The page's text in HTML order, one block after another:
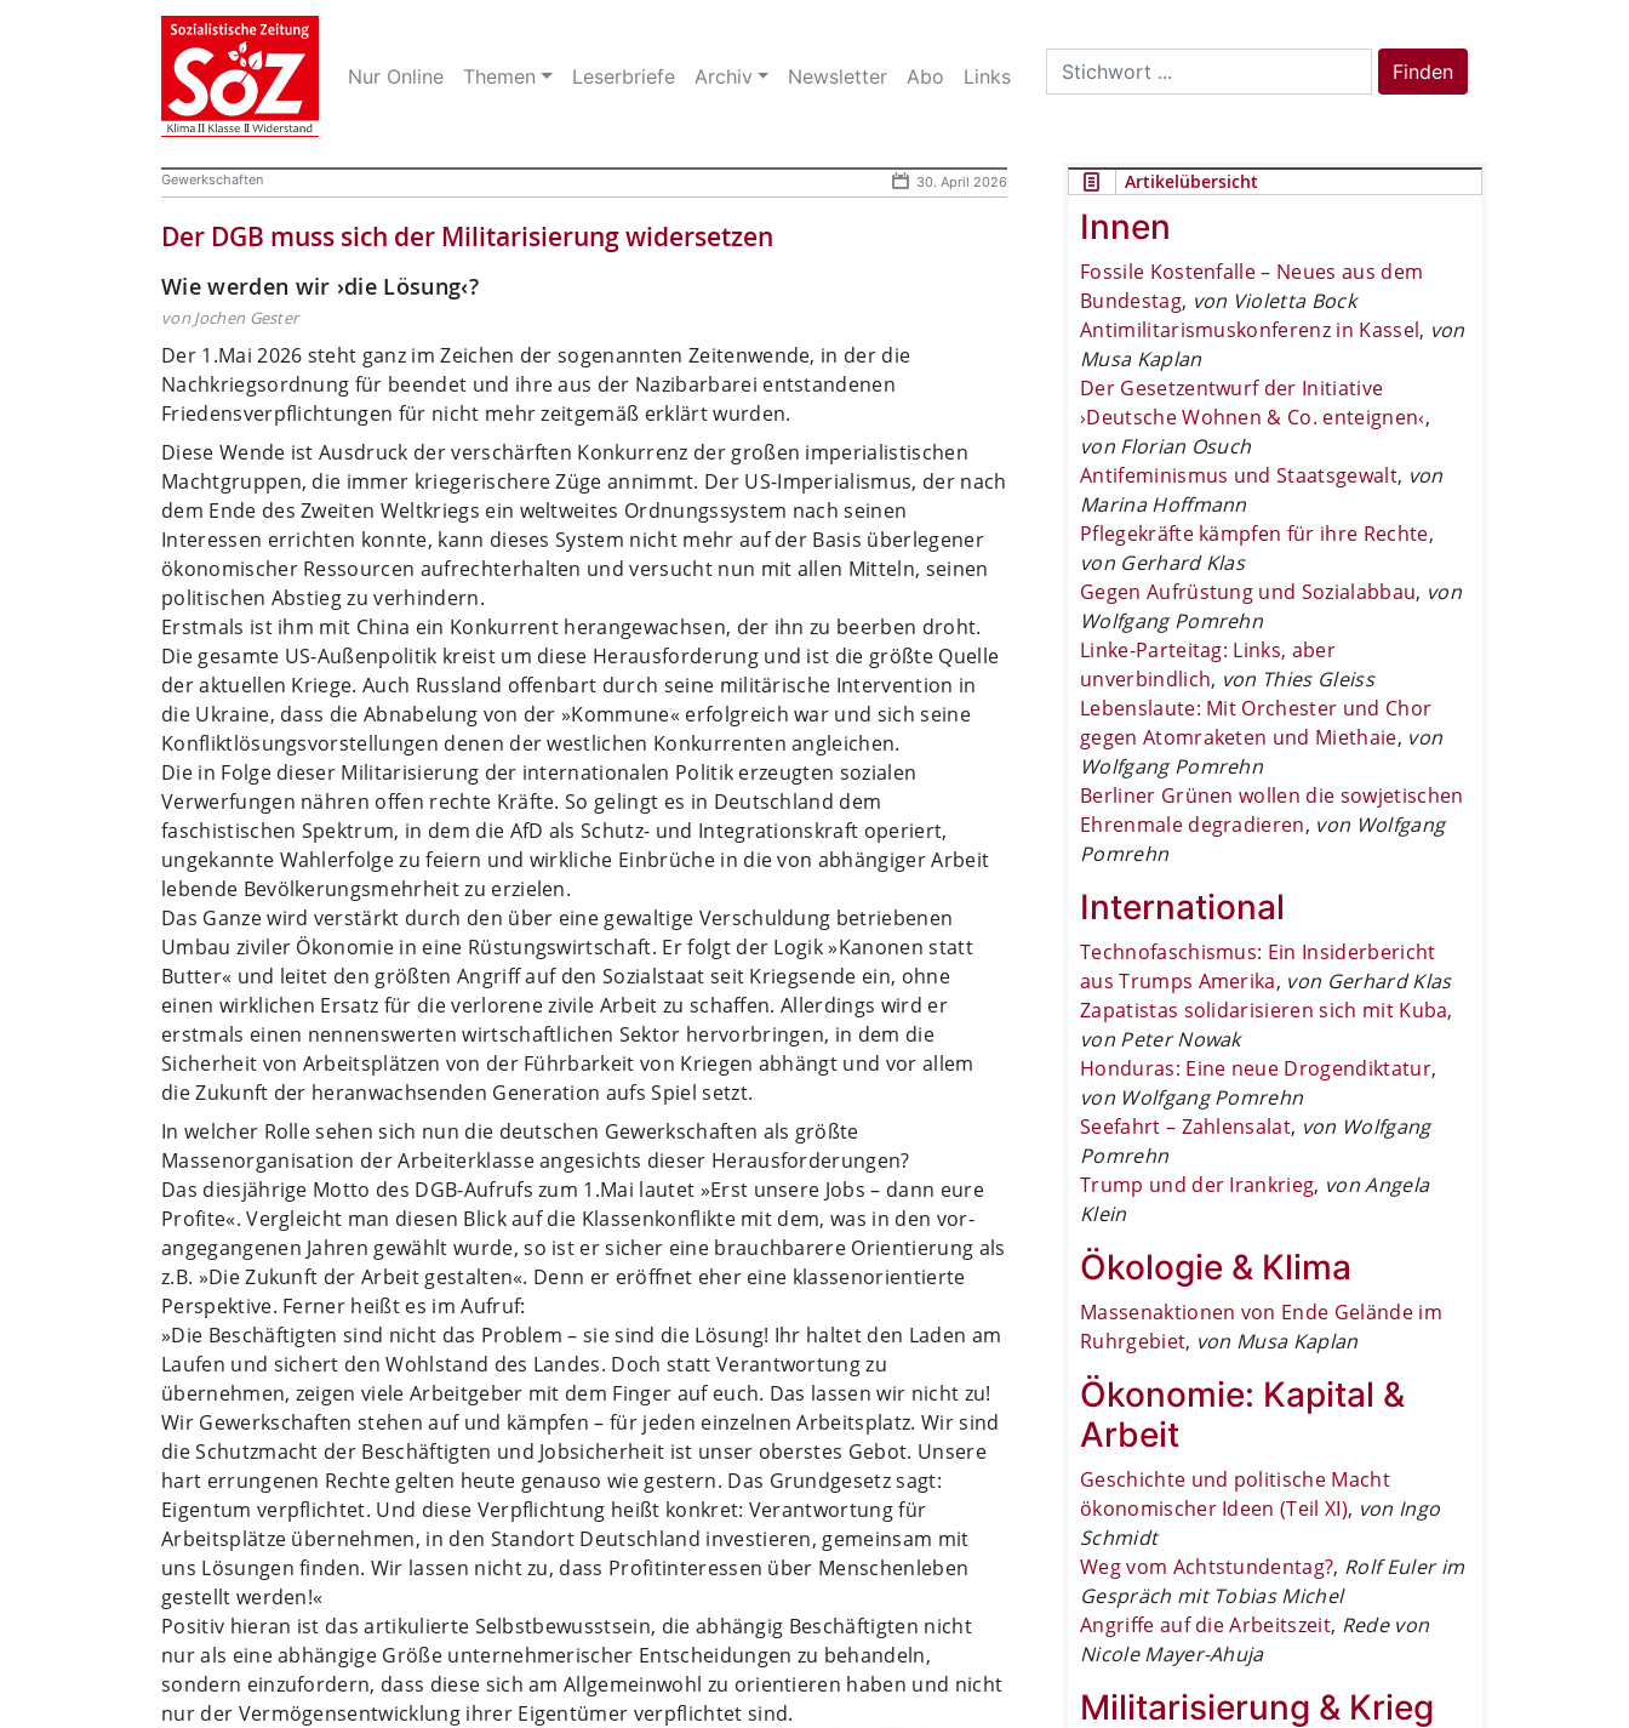
Nur Online Themen Leserbriefe Archiv Newsletter Abo Links
Search
for:
Finden
Gewerkschaften 30. April 2026
Der DGB muss sich der Militarisierung widersetzen
Wie werden wir ›die Lösung‹?
von Jochen Gester
Der 1.Mai 2026 steht ganz im Zeichen der sogenannten Zeitenwende, in der die
Nachkriegsordnung für beendet und ihre aus der Nazibarbarei entstandenen
Friedensverpflichtungen für nicht mehr zeitgemäß erklärt wurden.
Diese Wende ist Ausdruck der verschärften Konkurrenz der großen imperialistischen
Machtgruppen, die immer kriegerischere Züge annimmt. Der US-Imperialismus, der nach
dem Ende des Zweiten Weltkriegs ein weltweites Ordnungssystem nach seinen
Interessen errichten konnte, kann dieses System nicht mehr auf der Basis überlegener
ökonomischer Ressourcen aufrechterhalten und versucht nun mit allen Mitteln, seinen
politischen Abstieg zu verhindern.
Erstmals ist ihm mit China ein Konkurrent herangewachsen, der ihn zu beerben droht.
Die gesamte US-Außenpolitik kreist um diese Herausforderung und ist die größte Quelle
der aktuellen Kriege. Auch Russland offenbart durch seine militärische Intervention in
die Ukraine, dass die Abnabelung von der »Kommune« erfolgreich war und sich seine
Konfliktlösungsvorstellungen denen der westlichen Konkurrenten angleichen.
Die in Folge dieser Militarisierung der internationalen Politik erzeugten sozialen
Verwerfungen nähren offen rechte Kräfte. So gelingt es in Deutschland dem
faschistischen Spektrum, in dem die AfD als Schutz- und Integrationskraft operiert,
ungekannte Wahlerfolge zu feiern und wirkliche Einbrüche in die von abhängiger Arbeit
lebende Bevölkerungsmehrheit zu erzielen.
Das Ganze wird verstärkt durch den über eine gewaltige Verschuldung betriebenen
Umbau ziviler Ökonomie in eine Rüstungswirtschaft. Er folgt der Logik »Kanonen statt
Butter« und leitet den größten Angriff auf den Sozialstaat seit Kriegsende ein, ohne
einen wirklichen Ersatz für die verlorene zivile Arbeit zu schaffen. Allerdings wird er
erstmals einen nennenswerten wirtschaftlichen Sektor hervorbringen, in dem die
Sicherheit von Arbeitsplätzen von der Führbarkeit von Kriegen abhängt und vor allem
die Zukunft der heranwachsenden Generation aufs Spiel setzt.
In welcher Rolle sehen sich nun die deutschen Gewerkschaften als größte
Massenorganisation der Arbeiterklasse angesichts dieser Herausforderungen?
Das diesjährige Motto des DGB-Aufrufs zum 1.Mai lautet »Erst unsere Jobs – dann eure
Profite«. Vergleicht man diesen Blick auf die Klassenkonflikte mit dem, was in den vor­
angegangenen Jahren gewählt wurde, so ist er sicher eine brauchbarere Orientierung als
z.B. »Die Zukunft der Arbeit gestalten«. Denn er eröffnet eher eine klassenorientierte
Perspektive. Ferner heißt es im Aufruf:
»Die Beschäftigten sind nicht das Problem – sie sind die Lösung! Ihr haltet den Laden am
Laufen und sichert den Wohlstand des Landes. Doch statt Verantwortung zu
übernehmen, zeigen viele Arbeitgeber mit dem Finger auf euch. Das lassen wir nicht zu!
Wir Gewerkschaften stehen auf und kämpfen – für jeden einzelnen Arbeitsplatz. Wir sind
die Schutzmacht der Beschäftigten und Jobsicherheit ist unser oberstes Gebot. Unsere
hart errungenen Rechte gelten heute genauso wie gestern. Das Grundgesetz sagt:
Eigentum verpflichtet. Und diese Verpflichtung heißt konkret: Verantwortung für
Arbeitsplätze übernehmen, in den Standort Deutschland investieren, gemeinsam mit
uns Lösungen finden. Wir lassen nicht zu, dass Profitinteressen über Menschenleben
gestellt werden!«
Positiv hieran ist das artikulierte Selbstbewusstsein, die abhängig Beschäftigten nicht
nur als eine abhängige Größe unternehmerischer Entscheidungen zu behandeln,
sondern einzufordern, dass diese sich am Allgemeinwohl zu orientieren haben und nicht
nur der Vermögensentwicklung ihrer Eigentümer verpflichtet sind.
Artikelübersicht
Innen
Fossile Kostenfalle – Neues aus dem
Bundestag, von Violetta Bock
Antimilitarismuskonferenz in Kassel, von
Musa Kaplan
Der Gesetzentwurf der Initiative
›Deutsche Wohnen & Co. enteignen‹,
von Florian Osuch
Antifeminismus und Staatsgewalt, von
Marina Hoffmann
Pflegekräfte kämpfen für ihre Rechte,
von Gerhard Klas
Gegen Aufrüstung und Sozialabbau, von
Wolfgang Pomrehn
Linke-Parteitag: Links, aber
unverbindlich, von Thies Gleiss
Lebenslaute: Mit Orchester und Chor
gegen Atomraketen und Miethaie, von
Wolfgang Pomrehn
Berliner Grünen wollen die sowjetischen
Ehrenmale degradieren, von Wolfgang
Pomrehn
International
Technofaschismus: Ein Insiderbericht
aus Trumps Amerika, von Gerhard Klas
Zapatistas solidarisieren sich mit Kuba,
von Peter Nowak
Honduras: Eine neue Drogendiktatur,
von Wolfgang Pomrehn
Seefahrt – Zahlensalat, von Wolfgang
Pomrehn
Trump und der Irankrieg, von Angela
Klein
Ökologie & Klima
Massenaktionen von Ende Gelände im
Ruhrgebiet, von Musa Kaplan
Ökonomie: Kapital &
Arbeit
Geschichte und politische Macht
ökonomischer Ideen (Teil XI), von Ingo
Schmidt
Weg vom Achtstundentag?, Rolf Euler im
Gespräch mit Tobias Michel
Angriffe auf die Arbeitszeit, Rede von
Nicole Mayer-Ahuja
Militarisierung & Krieg